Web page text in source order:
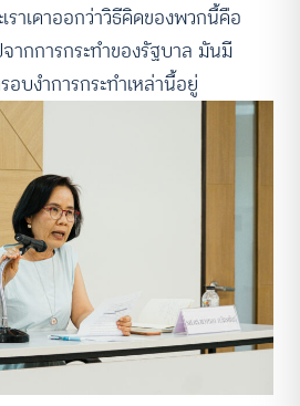
เราเดาออกว่าวิธีคิดของพวกนี้คือ
ากการกระทำของรัฐบาล มันมี
บงำการกระทำเหล่านี้อยู่